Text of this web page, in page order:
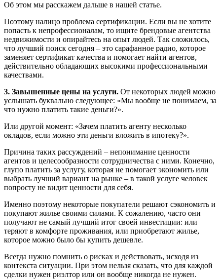
Об этом мы расскажем дальше в нашей статье.
Поэтому налицо проблема сертификации. Если вы не хотите
попасть к непрофессионалам, то ищите брендовые агентства
недвижимости и опирайтесь на опыт людей. Так сложилось,
что лучший поиск сегодня – это сарафанное радио, которое
заменяет сертификат качества и помогает найти агентов,
действительно обладающих высокими профессиональными
качествами.
3. Завышенные цены на услуги. От некоторых людей можно
услышать буквально следующее: «Мы вообще не понимаем, за
что нужно платить такие деньги?».
Или другой момент: «Зачем платить агенту несколько
окладов, если можно эти деньги вложить в ипотеку?».
Причина таких рассуждений – непонимание ценности
агентов и целесообразности сотрудничества с ними. Конечно,
глупо платить за услугу, которая не помогает экономить или
выбрать лучший вариант на рынке – в такой услуге человек
попросту не видит ценности для себя.
Именно поэтому некоторые покупатели решают сэкономить и
покупают жилье своими силами. К сожалению, часто они
получают не самый лучший итог своей инвестиции: или
теряют в комфорте проживания, или приобретают жилье,
которое можно было бы купить дешевле.
Всегда нужно помнить о рисках и действовать, исходя из
контекста ситуации. При этом нельзя сказать, что для каждой
сделки нужен риэлтор или он вообще никогда не нужен.